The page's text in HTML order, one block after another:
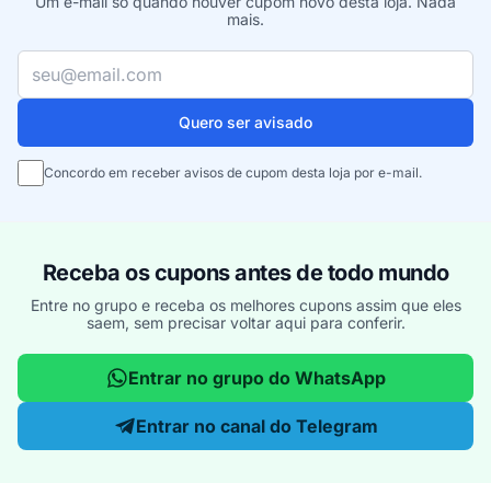
mais.
Quero ser avisado
Concordo em receber avisos de cupom desta loja por e-mail.
Receba os cupons antes de todo mundo
Entre no grupo e receba os melhores cupons assim que eles
saem, sem precisar voltar aqui para conferir.
Entrar no grupo do WhatsApp
Entrar no canal do Telegram